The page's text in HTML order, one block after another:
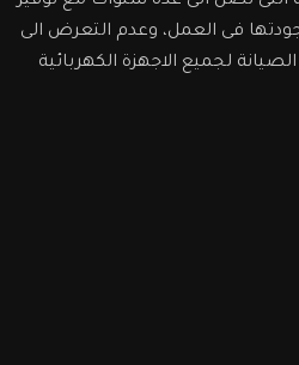
فى العمل، وعدم التعرض الى
لجميع الاجهزة الكهربائية